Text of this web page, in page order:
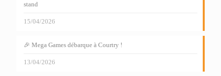
stand
15/04/2026
🎉 Mega Games débarque à Courtry !
13/04/2026